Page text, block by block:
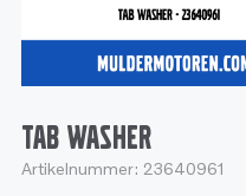
Motoren
Onderdelen
Service
Motoren
Service en onderhoud
TAB WASHER
Artikelnummer: 23640961